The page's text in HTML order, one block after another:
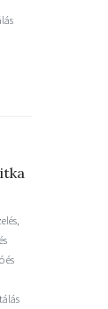
és